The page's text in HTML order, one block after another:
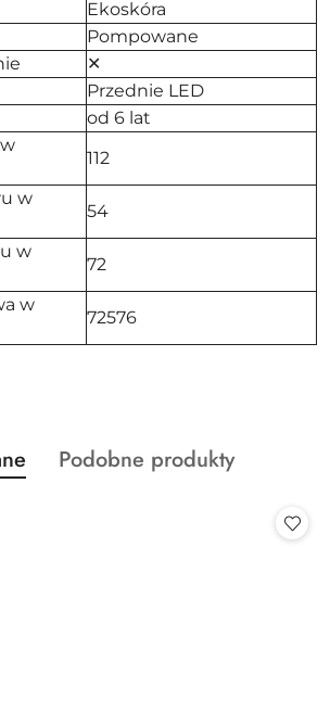
Ekoskóra
Pompowane
✕
Przednie LED
od 6 lat
112
w
54
w
72
w
72576
produktów
Produkty
Podobne produkty